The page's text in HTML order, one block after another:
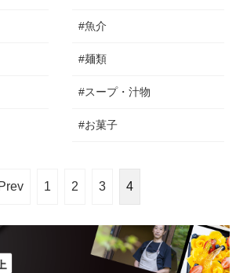
#魚介
#麺類
#スープ・汁物
#お菓子
1 2 3 4